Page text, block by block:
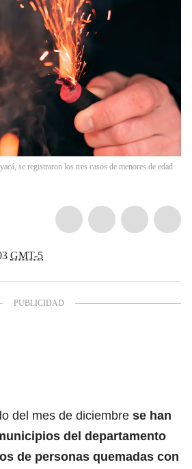
se registraron los tres casos de menores de edad
GMT-5
del mes de diciembre se han
del departamento
de personas quemadas con